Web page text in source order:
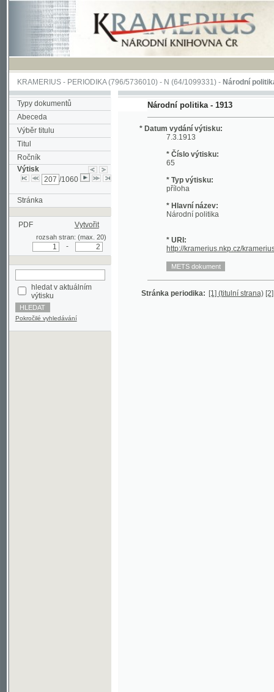
KRAMERIUS-PERIODIKA(796/5736010) -N(64/1099331) -Národní politika(1/
Typy dokumentů
Abeceda
Výběr titulu
Titul
Ročník
Výtisk
/1060
Stránka
PDF
rozsah stran: (max. 20)
výtisku
Pokročilé vyhledávání
Národní politika - 1913
* Datum vydání výtisku:
7.3.1913
* Číslo výtisku:
* Typ výtisku:
* Hlavní název:
Národní politika
* URI:
Stránka periodika: [1] (titulní strana)